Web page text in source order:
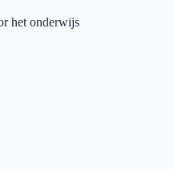
het onderwijs